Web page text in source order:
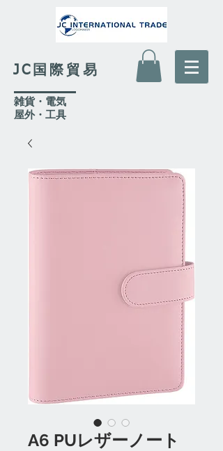
JC国際貿易
​雑貨・電気
​屋外・工具
A6 PUレザーノート